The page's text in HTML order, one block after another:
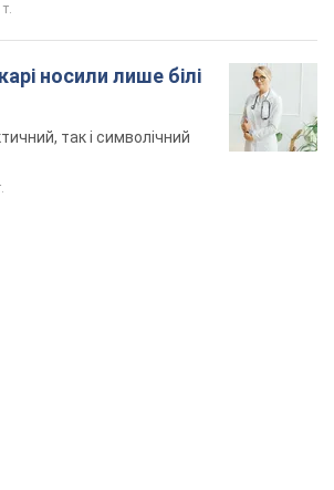
носили лише білі
так і символічний